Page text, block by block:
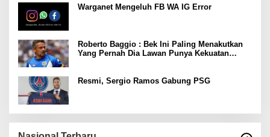
Warganet Mengeluh FB WA IG Error
Roberto Baggio : Bek Ini Paling Menakutkan
Yang Pernah Dia Lawan Punya Kekuatan
Resmi, Sergio Ramos Gabung PSG